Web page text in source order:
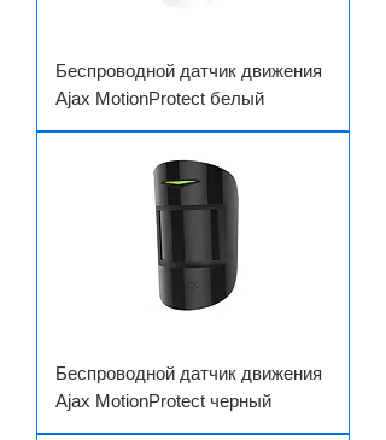
Беспроводной датчик движения
Ajax MotionProtect белый
Беспроводной датчик движения
Ajax MotionProtect черный